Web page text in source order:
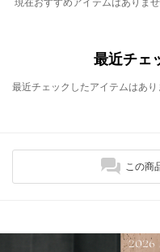
最近チェ
最近チェックしたアイテムはあり
この商